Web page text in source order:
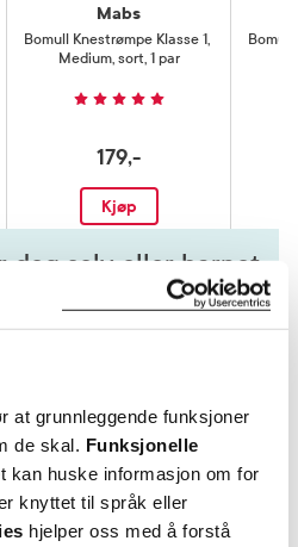
at grunnleggende funksjoner
de skal. Funksjonelle
kan huske informasjon om for
knyttet til språk eller
hjelper oss med å forstå
Mabs
Bomull Knestrømpe Klasse 1,
Medium, sort, 1 par
179,-
Kjøp
Bomull
deg selv eller barnet
eller annen eID og få sikker
vil hente ut og hvordan du vil
raskt og trygt på avtalt måte
i gang